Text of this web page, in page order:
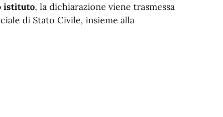
istituto, la dichiarazione viene trasmessa
di Stato Civile, insieme alla